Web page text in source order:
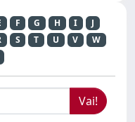
F G H I
J
S T U V
W